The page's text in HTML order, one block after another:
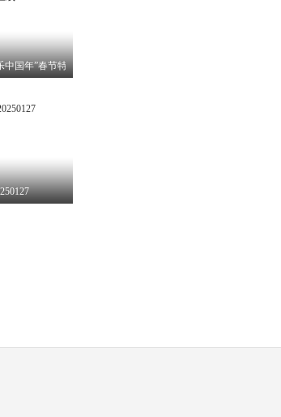
中国年”春节特别节目1月28日上线